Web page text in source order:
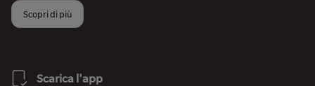
Scopri di più
Scarica l'app